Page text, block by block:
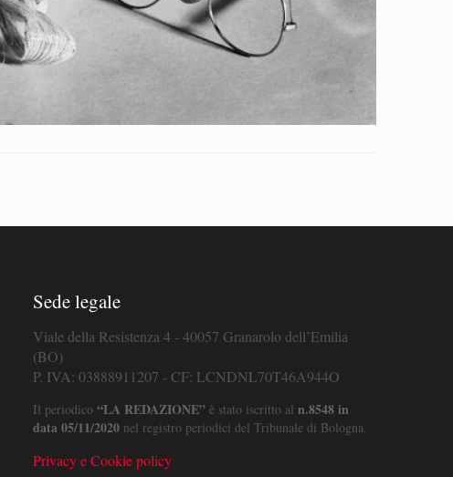
Sede legale
Viale della Resistenza 4 - 40057 Granarolo dell’Emilia
(BO)
P. IVA: 03888911207 - CF: LCNDNL70T46A944O
Il periodico “LA REDAZIONE”è stato iscritto al n.8548 in
data 05/11/2020nel registro periodici del Tribunale di Bologna.
Privacy e Cookie policy